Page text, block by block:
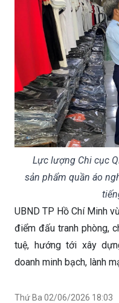
Lực lượng Chi cục
sản phẩm quần áo
UBND TP Hồ Chí Minh
điểm đấu tranh phòng,
tuệ, hướng tới xây
doanh minh bạch, lành
Thứ Ba 02/06/2026 18:03